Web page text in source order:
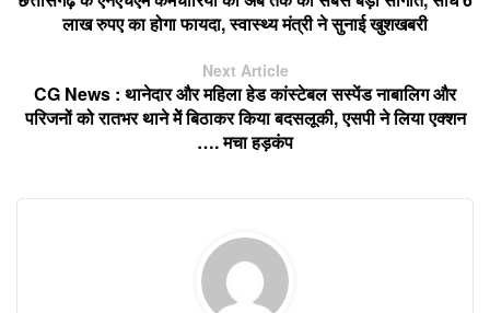
लाख रुपए का होगा फायदा, स्वास्थ्य मंत्री ने सुनाई खुशखबरी
Next Article
CG News : थानेदार और महिला हेड कांस्टेबल सस्पेंड नाबालिग और
परिजनों को रातभर थाने मेें बिठाकर किया बदसलूकी, एसपी ने लिया एक्शन
…. मचा हड़कंप